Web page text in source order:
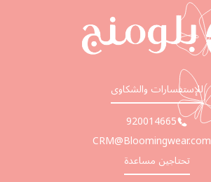
للإستفسارات والشكاوى
920014665
CRM@Bloomingwear.com
تحتاجين مساعدة